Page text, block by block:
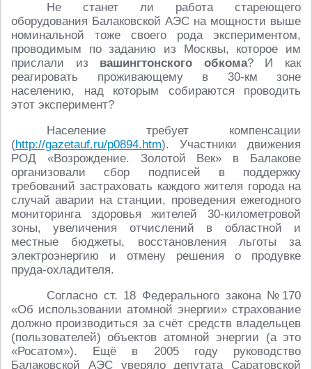
Не станет ли работа стареющего
оборудования Балаковской АЭС на мощности выше
номинальной тоже своего рода экспериментом,
проводимым по заданию из Москвы, которое им
прислали из вашингтонского обкома? И как
реагировать проживающему в 30-км зоне
населению, над которым собираются проводить
этот эксперимент?
Население требует компенсации
(http://gazetauf.ru/p0894.htm). Участники движения
РОД «Возрождение. Золотой Век» в Балакове
организовали сбор подписей в поддержку
требований застраховать каждого жителя города на
случай аварии на станции, проведения ежегодного
мониторинга здоровья жителей 30-километровой
зоны, увеличения отчислений в областной и
местные бюджеты, восстановления льготы за
электроэнергию и отмену решения о продувке
пруда-охладителя.
Согласно ст. 18 Федерального закона №170
«Об использовании атомной энергии» страхование
должно производиться за счёт средств владельцев
(пользователей) объектов атомной энергии (а это
«Росатом»). Ещё в 2005 году руководство
Балаковской АЭС уверяло депутата Саратовской